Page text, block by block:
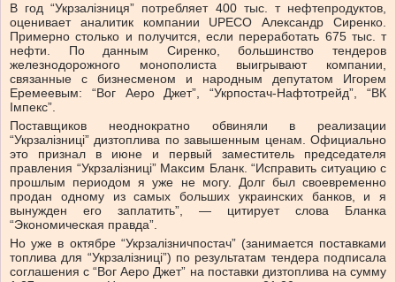
В год “Укрзалізниця” потребляет 400 тыс. т нефтепродуктов,
оценивает аналитик компании UPECO Александр Сиренко.
Примерно столько и получится, если переработать 675 тыс. т
нефти. По данным Сиренко, большинство тендеров
железнодорожного монополиста выигрывают компании,
связанные с бизнесменом и народным депутатом Игорем
Еремеевым: “Вог Аеро Джет”, “Укрпостач-Нафтотрейд”, “ВК
Імпекс”.
Поставщиков неоднократно обвиняли в реализации
“Укрзалізниці” дизтоплива по завышенным ценам. Официально
это признал в июне и первый заместитель председателя
правления “Укрзалізниці” Максим Бланк. “Исправить ситуацию с
прошлым периодом я уже не могу. Долг был своевременно
продан одному из самых больших украинских банков, и я
вынужден его заплатить”, — цитирует слова Бланка
“Экономическая правда”.
Но уже в октябре “Укрза­лі­з­ничпостач” (занимается поставками
топлива для “Укрзалізниці”) по результатам тендера подписала
соглашения с “Вог Аеро Джет” на поставки дизтоплива на сумму